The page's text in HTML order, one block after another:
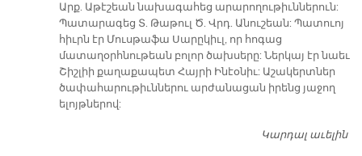
Արք. Աթէշեան նախագահեց արարողութիւններուն:
Պատարագեց Տ. Թաթուլ Ծ. Վրդ. Անուշեան: Պատուոյ
հիւրն էր Մուսթաֆա Սարըկիւլ, որ հոգաց
մատաղօրհնութեան բոլոր ծախսերը: Ներկայ էր նաեւ
Շիշլիի քաղաքապետ Հայրի Ինէօնիւ: Աշակերտներ
ծափահարութիւններու արժանացան իրենց յաջող
ելոյթներով:
Կարդալ աւելին